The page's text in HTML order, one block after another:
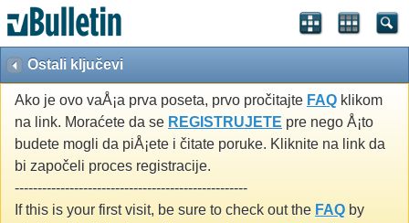
Ostali ključevi
Ako je ovo vaÅ¡a prva poseta, prvo pročitajte FAQ klikom
na link. Moraćete da se REGISTRUJETE pre nego Å¡to
budete mogli da piÅ¡ete i čitate poruke. Kliknite na link da
bi započeli proces registracije.
---------------------------------------------------
If this is your first visit, be sure to check out the FAQ by